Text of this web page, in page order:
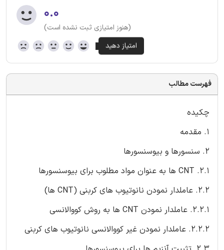
۰.۰
(هنوز امتیازی ثبت نشده است)
فهرست مطالب
چکیده
1. مقدمه
2. سنسورها و بیوسنسورها
2.1. CNT ها به عنوان مواد مطلوب برای بیوسنسورها
2.2. عاملدار نمودن نانوتیوب های کربنی (CNT ها)
2.2.1. عاملدار نمودن CNT ها به روش کووالانسی
2.2.2. عاملدار نمودن غیر کووالانسی نانوتیوب های کربنی